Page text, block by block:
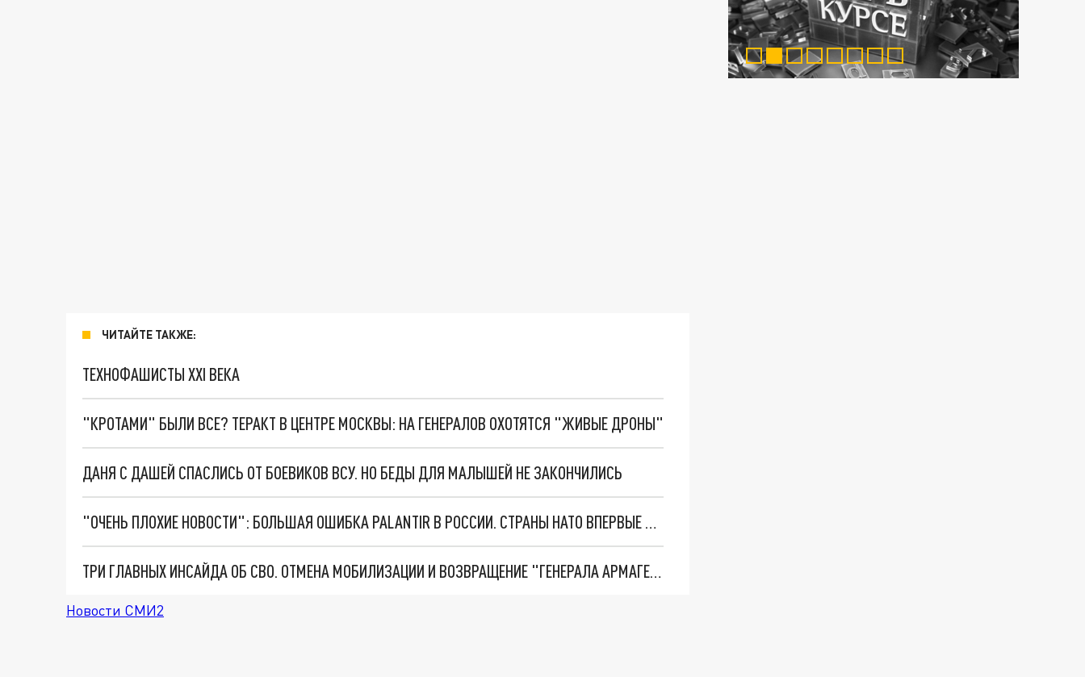
ЧИТАЙТЕ ТАКЖЕ:
ТЕХНОФАШИСТЫ XXI ВЕКА
"КРОТАМИ" БЫЛИ ВСЕ? ТЕРАКТ В ЦЕНТРЕ МОСКВЫ: НА ГЕНЕРАЛОВ ОХОТЯТСЯ "ЖИВЫЕ ДРОНЫ"
ДАНЯ С ДАШЕЙ СПАСЛИСЬ ОТ БОЕВИКОВ ВСУ. НО БЕДЫ ДЛЯ МАЛЫШЕЙ НЕ ЗАКОНЧИЛИСЬ
"ОЧЕНЬ ПЛОХИЕ НОВОСТИ": БОЛЬШАЯ ОШИБКА PALANTIR В РОССИИ. СТРАНЫ НАТО ВПЕРВЫЕ ЗА СВО ОСТАНОВИЛИ ПОСТАВКИ ОРУЖИЯ. ВСУ ТЕРЯЮТ ПРИГРАНИЧЬЕ?
ТРИ ГЛАВНЫХ ИНСАЙДА ОБ СВО. ОТМЕНА МОБИЛИЗАЦИИ И ВОЗВРАЩЕНИЕ "ГЕНЕРАЛА АРМАГЕДДОНА"? ОТЛИЧНЫЕ НОВОСТИ, КОТОРЫЕ ЖДАЛИ ВСЕ
Новости СМИ2